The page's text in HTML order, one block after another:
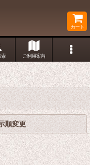
カート
索 ご利用案内
順変更 閉じる